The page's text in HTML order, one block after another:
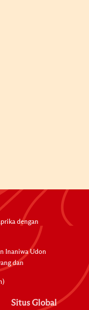
dengan
Inaniwa Udon
dan
Situs Global